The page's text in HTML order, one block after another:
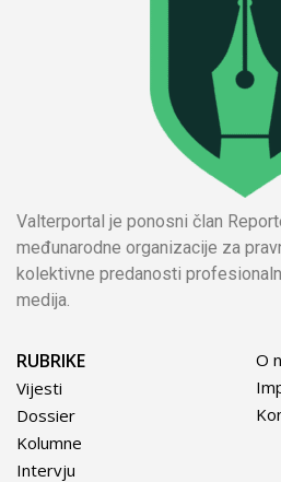
Valterportal je ponosni član
međunarodne organizacije za
kolektivne predanosti
medija.
RUBRIKE
Vijesti
Dossier
Kolumne
Intervju
O